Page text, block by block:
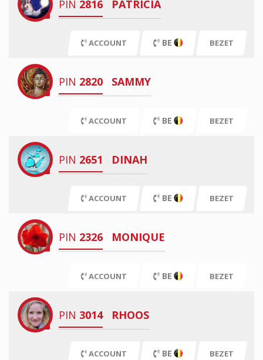
PIN 2816 PATRICIA
ACCOUNT BE BEZET
PIN 2820 SAMMY
ACCOUNT BE BEZET
PIN 2651 DINAH
ACCOUNT BE BEZET
PIN 2326 MONIQUE
ACCOUNT BE BEZET
PIN 3014 RHOOS
ACCOUNT BE BEZET